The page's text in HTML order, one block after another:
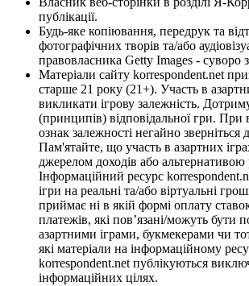
публікації.
Будь-яке копіювання, передрук та
фотографічних творів та/або
правовласника Getty Images - суворо
Матеріали сайту korrespondent.net
старше 21 року (21+). Участь в
викликати ігрову залежність.
(принципів) відповідальної гри.
ознак залежності негайно зверніться
Пам'ятайте, що участь в азартних
джерелом доходів або альтернативою
Інформаційний ресурс
ігри на реальні та/або віртуальні
приймає ні в якій формі оплату
платежів, які пов’язані/можуть бути
азартними іграми, букмекерами чи
які матеріали на інформаційному
korrespondent.net публікуються
інформаційних цілях.